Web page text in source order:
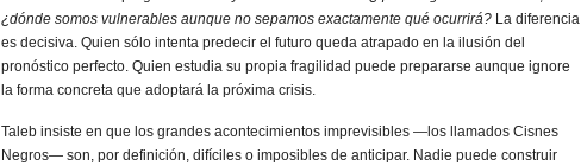
¿dónde somos vulnerables aunque no sepamos exactamente qué ocurrirá? La diferencia
es decisiva. Quien sólo intenta predecir el futuro queda atrapado en la ilusión del
pronóstico perfecto. Quien estudia su propia fragilidad puede prepararse aunque ignore
la forma concreta que adoptará la próxima crisis.
Taleb insiste en que los grandes acontecimientos imprevisibles —los llamados Cisnes
Negros— son, por definición, difíciles o imposibles de anticipar. Nadie puede construir